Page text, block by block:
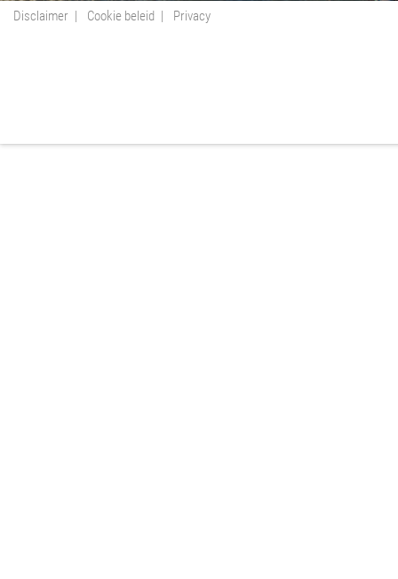
Disclaimer Cookie beleid Privacy